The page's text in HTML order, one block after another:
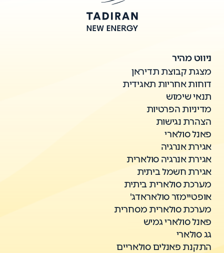
ניווט מהיר
מצגת קבוצת תדיראן
דוחות אחריות תאגידית
תנאי שימוש
מדיניות הפרטיות
הצהרת נגישות
פאנל סולארי
אגירת אנרגיה
אגירת אנרגיה סולארית
אגירת חשמל ביתית
מערכת סולארית ביתית
אופטיימזר סולאראדג'
מערכת סולארית מסחרית
פאנל סולארי גמיש
גג סולארי
התקנת פאנלים סולאריים